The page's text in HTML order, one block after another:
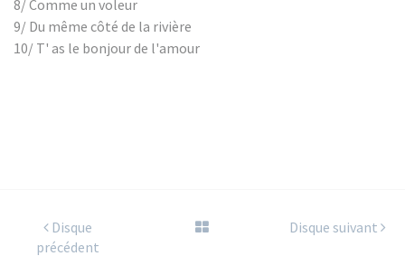
8/ Comme un voleur
9/ Du même côté de la rivière
10/ T' as le bonjour de l'amour
Disque
précédent
Disque suivant